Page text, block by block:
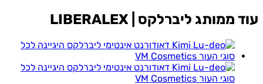
עוד ממותג ליברלקס | LIBERALEX